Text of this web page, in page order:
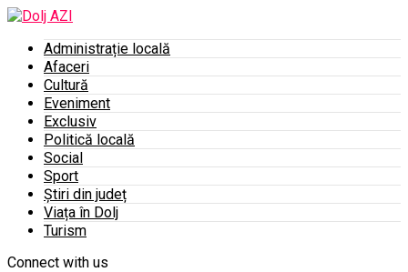
Administrație locală
Afaceri
Cultură
Eveniment
Exclusiv
Politică locală
Social
Sport
Știri din județ
Viața în Dolj
Turism
Connect with us